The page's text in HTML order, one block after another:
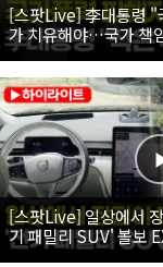
[스팟Live] 李대통령 "
가 치유해야…국가 책
26.08.07 국가폭력 피
[스팟Live] 일상에서
기 패밀리 SUV' 볼보